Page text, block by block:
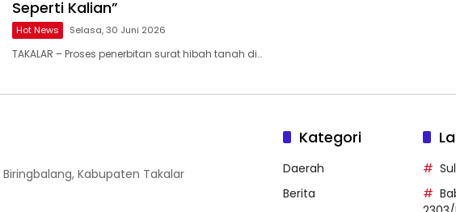
Seperti Kalian”
Hot News Selasa, 30 Juni 2026
TAKALAR – Proses penerbitan surat hibah tanah di…
Biringbalang, Kabupaten Takalar
Kategori
Daerah
Berita